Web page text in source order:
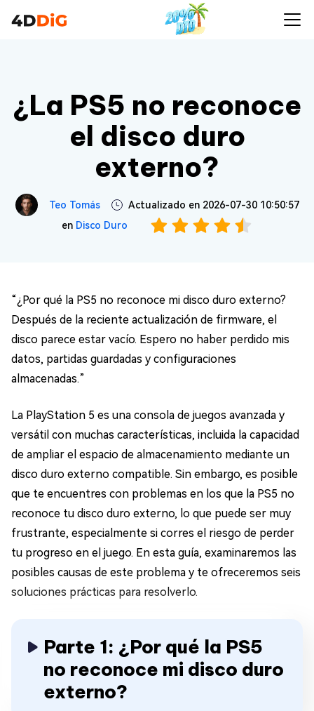
¿La PS5 no reconoce
el disco duro
externo?
Teo Tomás
Actualizado en 2026-07-30 10:50:57
en Disco Duro
“¿Por qué la PS5 no reconoce mi disco duro externo?
Después de la reciente actualización de firmware, el
disco parece estar vacío. Espero no haber perdido mis
datos, partidas guardadas y configuraciones
almacenadas.”
La PlayStation 5 es una consola de juegos avanzada y
versátil con muchas características, incluida la capacidad
de ampliar el espacio de almacenamiento mediante un
disco duro externo compatible. Sin embargo, es posible
que te encuentres con problemas en los que la PS5 no
reconoce tu disco duro externo, lo que puede ser muy
frustrante, especialmente si corres el riesgo de perder
tu progreso en el juego. En esta guía, examinaremos las
posibles causas de este problema y te ofreceremos seis
soluciones prácticas para resolverlo.
Parte 1: ¿Por qué la PS5
no reconoce mi disco duro
externo?